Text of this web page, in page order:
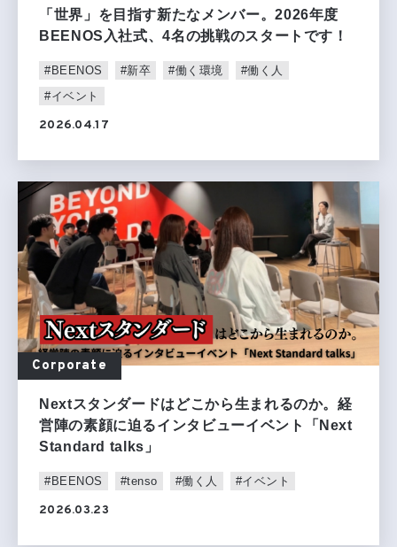
「世界」を目指す新たなメンバー。2026年度
BEENOS入社式、4名の挑戦のスタートです！
#BEENOS #新卒 #働く環境
#働く人
#イベント
2026.04.17
Corporate
Nextスタンダードはどこから生まれるのか。経
営陣の素顔に迫るインタビューイベント「Next
Standard talks」
#BEENOS #tenso #働く人 #イベント
2026.03.23